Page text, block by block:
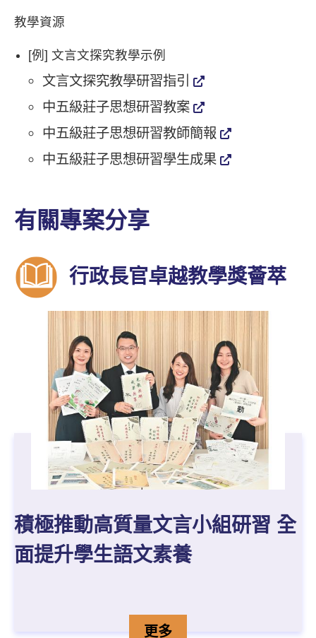
教學資源
[例] 文言文探究教學示例
文言文探究教學研習指引
中五級莊子思想研習教案
中五級莊子思想研習教師簡報
中五級莊子思想研習學生成果
有關專案分享
行政長官卓越教學獎薈萃
積極推動高質量文言小組研習 全
面提升學生語文素養
積極推動高質量文言小組
更多詳情